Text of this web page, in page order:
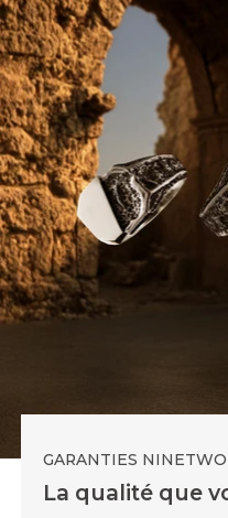
personnalité ou comme
résilience et d’un
GARANTIES
La qualité que